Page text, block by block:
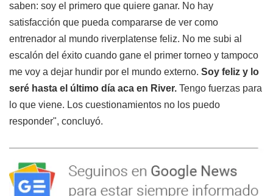
saben: soy el primero que quiere ganar. No hay
satisfacción que pueda compararse de ver como
entrenador al mundo riverplatense feliz. No me subi al
escalón del éxito cuando gane el primer torneo y tampoco
me voy a dejar hundir por el mundo externo. Soy feliz y lo
seré hasta el último día aca en River. Tengo fuerzas para
lo que viene. Los cuestionamientos no los puedo
responder", concluyó.